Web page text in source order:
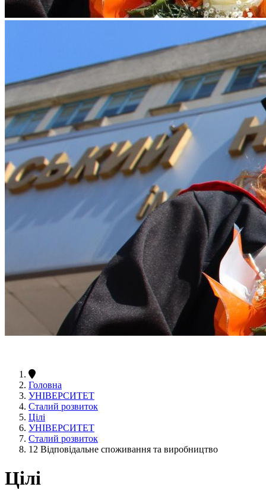
Головна
УНІВЕРСИТЕТ
Сталий розвиток
Цілі
УНІВЕРСИТЕТ
Сталий розвиток
12 Відповідальне споживання та виробництво
Цілі